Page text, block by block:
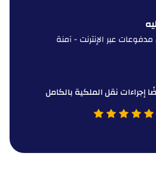
عبر الإنترنت - آمنة
إجراءات نقل الملكية بالكامل